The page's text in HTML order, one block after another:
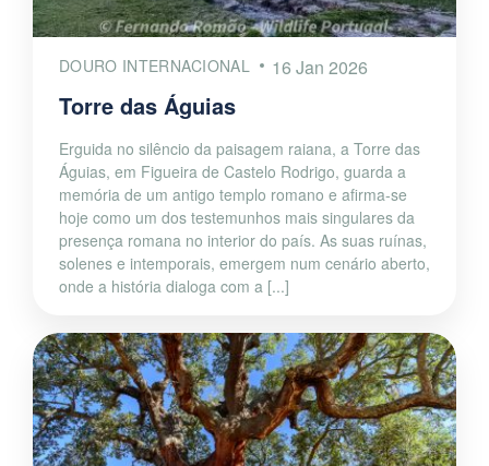
DOURO INTERNACIONAL 16 Jan 2026
Torre das Águias
Erguida no silêncio da paisagem raiana, a Torre das
Águias, em Figueira de Castelo Rodrigo, guarda a
memória de um antigo templo romano e afirma-se
hoje como um dos testemunhos mais singulares da
presença romana no interior do país. As suas ruínas,
solenes e intemporais, emergem num cenário aberto,
onde a história dialoga com a [...]